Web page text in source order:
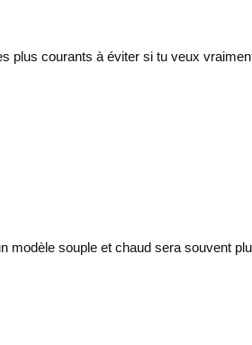
plus courants à éviter si tu veux
modèle souple et chaud sera souvent